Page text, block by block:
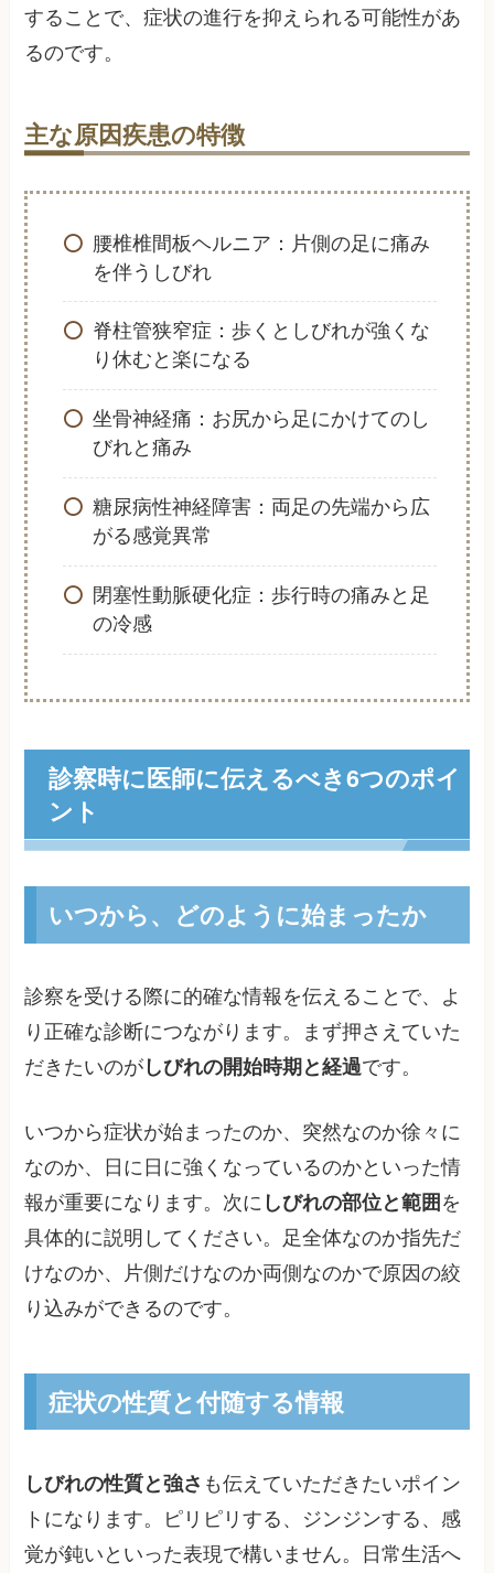
することで、症状の進行を抑えられる可能性があ
るのです。
主な原因疾患の特徴
腰椎椎間板ヘルニア：片側の足に痛み
を伴うしびれ
脊柱管狭窄症：歩くとしびれが強くな
り休むと楽になる
坐骨神経痛：お尻から足にかけてのし
びれと痛み
糖尿病性神経障害：両足の先端から広
がる感覚異常
閉塞性動脈硬化症：歩行時の痛みと足
の冷感
診察時に医師に伝えるべき6つのポイ
ント
いつから、どのように始まったか
診察を受ける際に的確な情報を伝えることで、よ
り正確な診断につながります。まず押さえていた
だきたいのが しびれの開始時期と経過です。
いつから症状が始まったのか、突然なのか徐々に
なのか、日に日に強くなっているのかといった情
報が重要になります。次に しびれの部位と範囲 を
具体的に説明してください。足全体なのか指先だ
けなのか、片側だけなのか両側なのかで原因の絞
り込みができるのです。
症状の性質と付随する情報
しびれの性質と強さ も伝えていただきたいポイン
トになります。ピリピリする、ジンジンする、感
覚が鈍いといった表現で構いません。日常生活へ